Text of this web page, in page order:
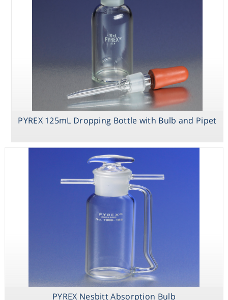
PYREX 125mL Dropping Bottle with Bulb and Pipet
PYREX Nesbitt Absorption Bulb